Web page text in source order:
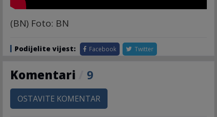
(BN) Foto: BN
Podijelite vijest: Facebook Twitter
Komentari 9
OSTAVITE KOMENTAR